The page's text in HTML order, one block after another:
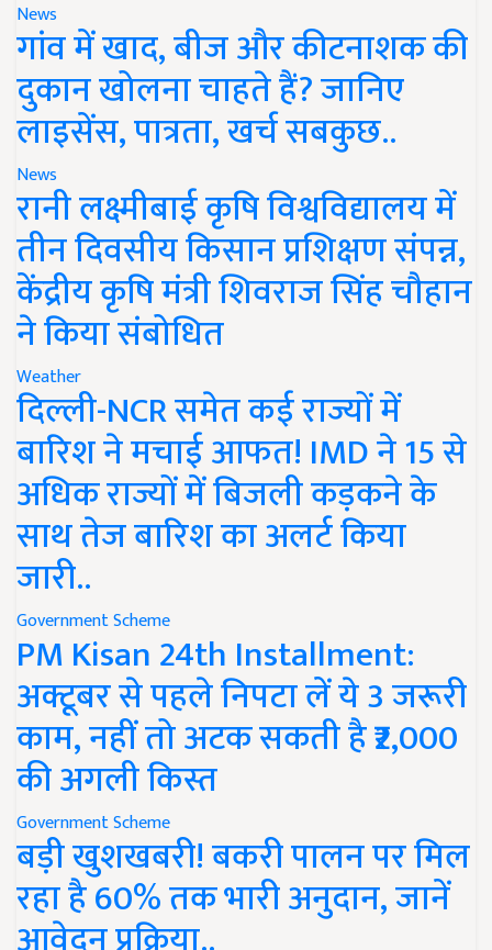
News
गांव में खाद, बीज और कीटनाशक की
दुकान खोलना चाहते हैं? जानिए
लाइसेंस, पात्रता, खर्च सबकुछ..
News
रानी लक्ष्मीबाई कृषि विश्वविद्यालय में
तीन दिवसीय किसान प्रशिक्षण संपन्न,
केंद्रीय कृषि मंत्री शिवराज सिंह चौहान
ने किया संबोधित
Weather
दिल्ली-NCR समेत कई राज्यों में
बारिश ने मचाई आफत! IMD ने 15 से
अधिक राज्यों में बिजली कड़कने के
साथ तेज बारिश का अलर्ट किया
जारी..
Government Scheme
PM Kisan 24th Installment:
अक्टूबर से पहले निपटा लें ये 3 जरूरी
काम, नहीं तो अटक सकती है ₹2,000
की अगली किस्त
Government Scheme
बड़ी खुशखबरी! बकरी पालन पर मिल
रहा है 60% तक भारी अनुदान, जानें